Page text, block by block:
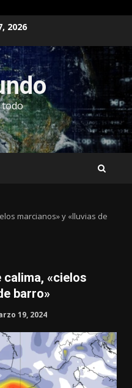
2026
todo
marcianos» y «lluvias de
calima, «cielos
barro»
19, 2024